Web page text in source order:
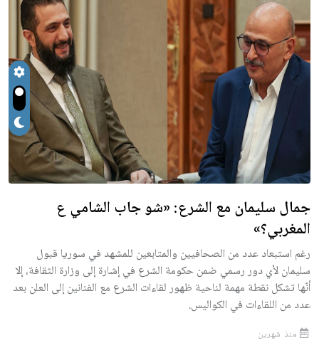
جمال سليمان مع الشرع: «شو جاب الشامي ع
المغربي؟»
رغم استبعاد عدد من الصحافيين والمتابعين للمشهد في سوريا قبول
سليمان لأي دور رسمي ضمن حكومة الشرع في إشارة إلى وزارة الثقافة، إلا
أنّها تشكل نقطة مهمة لناحية ظهور لقاءات الشرع مع الفنانين إلى العلن بعد
عدد من اللقاءات في الكواليس.
منذ شهرين